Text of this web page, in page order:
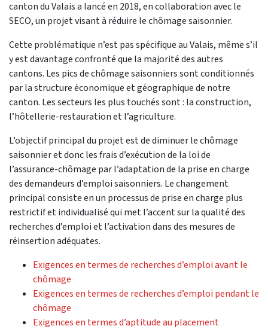
canton du Valais a lancé en 2018, en collaboration avec le
SECO, un projet visant à réduire le chômage saisonnier.
Cette problématique n’est pas spécifique au Valais, même s’il
y est davantage confronté que la majorité des autres
cantons. Les pics de chômage saisonniers sont conditionnés
par la structure économique et géographique de notre
canton. Les secteurs les plus touchés sont : la construction,
l’hôtellerie-restauration et l’agriculture.
L’objectif principal du projet est de diminuer le chômage
saisonnier et donc les frais d’exécution de la loi de
l’assurance-chômage par l’adaptation de la prise en charge
des demandeurs d’emploi saisonniers. Le changement
principal consiste en un processus de prise en charge plus
restrictif et individualisé qui met l’accent sur la qualité des
recherches d’emploi et l’activation dans des mesures de
réinsertion adéquates.
Exigences en termes de recherches d’emploi avant le
chômage
Exigences en termes de recherches d’emploi pendant le
chômage
Exigences en termes d’aptitude au placement